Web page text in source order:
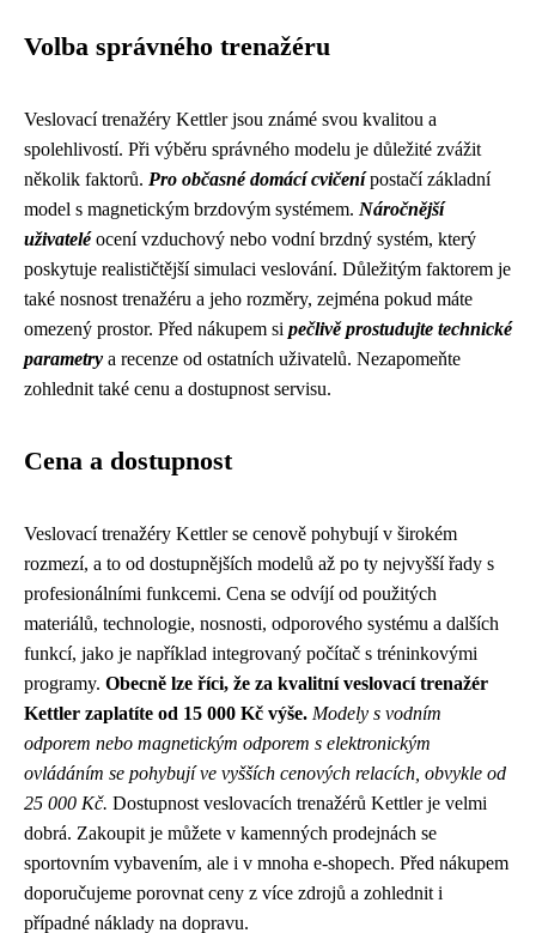
Volba správného trenažéru
Veslovací trenažéry Kettler jsou známé svou kvalitou a
spolehlivostí. Při výběru správného modelu je důležité zvážit
několik faktorů. Pro občasné domácí cvičenípostačí základní
model s magnetickým brzdovým systémem. Náročnější
uživateléocení vzduchový nebo vodní brzdný systém, který
poskytuje realističtější simulaci veslování. Důležitým faktorem je
také nosnost trenažéru a jeho rozměry, zejména pokud máte
omezený prostor. Před nákupem si pečlivě prostudujte technické
parametry a recenze od ostatních uživatelů. Nezapomeňte
zohlednit také cenu a dostupnost servisu.
Cena a dostupnost
Veslovací trenažéry Kettler se cenově pohybují v širokém
rozmezí, a to od dostupnějších modelů až po ty nejvyšší řady s
profesionálními funkcemi. Cena se odvíjí od použitých
materiálů, technologie, nosnosti, odporového systému a dalších
funkcí, jako je například integrovaný počítač s tréninkovými
programy. Obecně lze říci, že za kvalitní veslovací trenažér
Kettler zaplatíte od 15 000 Kč výše. Modely s vodním
odporem nebo magnetickým odporem s elektronickým
ovládáním se pohybují ve vyšších cenových relacích, obvykle od
25 000 Kč. Dostupnost veslovacích trenažérů Kettler je velmi
dobrá. Zakoupit je můžete v kamenných prodejnách se
sportovním vybavením, ale i v mnoha e-shopech. Před nákupem
doporučujeme porovnat ceny z více zdrojů a zohlednit i
případné náklady na dopravu.